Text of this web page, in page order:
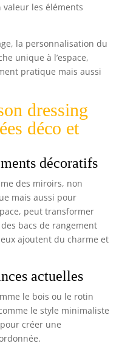
les modes scène, le
【Mode
l'allumage et l'extinction
peut être utile pour
de votre éclairage,
et créer une ambiance
le mode de
lumineuses à LED,
et automatisée. 【Large
La bande LED peut être
les ateliers et les
éclairage suffisant pour
lecture, utilisée dans les
tels que les magasins, les
les hôtels pour améliorer
les affichages ou les
commerciaux tels que
des restaurants.
les éléments
la personnalisation du
unique à l’espace,
pratique mais aussi
dressing
déco et
décoratifs
des miroirs, non
mais aussi pour
peut transformer
bacs de rangement
ajoutent du charme et
actuelles
le bois ou le rotin
le style minimaliste
créer une